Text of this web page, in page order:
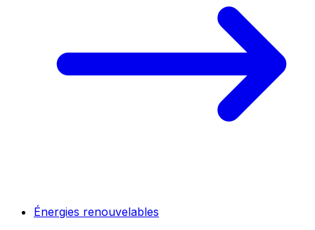
Énergies renouvelables